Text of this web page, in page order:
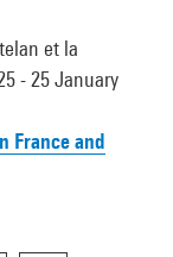
et la
- 25 January
France and